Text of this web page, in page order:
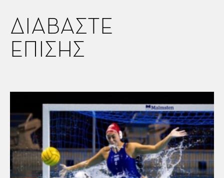
ΔΙΑΒΑΣΤΕ
ΕΠΙΣΗΣ